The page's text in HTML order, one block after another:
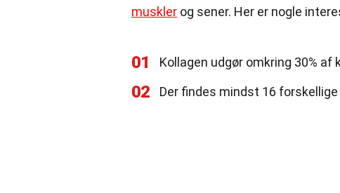
muskler og sener. Her er nogle
01 Kollagen udgør omkring 30%
02 Der findes mindst 16